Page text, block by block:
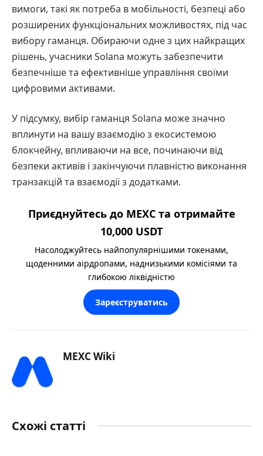
вимоги, такі як потреба в мобільності, безпеці або
розширених функціональних можливостях, під час
вибору гаманця. Обираючи одне з цих найкращих
рішень, учасники Solana можуть забезпечити
безпечніше та ефективніше управління своїми
цифровими активами.
У підсумку, вибір гаманця Solana може значно
вплинути на вашу взаємодію з екосистемою
блокчейну, впливаючи на все, починаючи від
безпеки активів і закінчуючи плавністю виконання
транзакцій та взаємодії з додатками.
Приєднуйтесь до MEXC та отримайте
10,000 USDT
Насолоджуйтесь найпопулярнішими токенами,
щоденними аірдропами, наднизькими комісіями та
глибокою ліквідністю
Зареєструватись
MEXC Wiki
Схожі статті